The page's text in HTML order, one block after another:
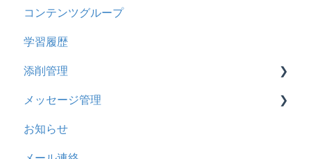
メッセージ
お知らせ
多言語変換
助成金
コンテンツグループ
学習履歴
添削管理
概要
基本操作
メッセージ管理
基本操作
お知らせ